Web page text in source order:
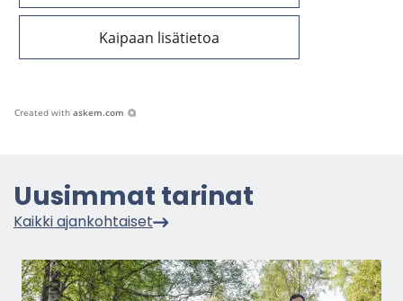
Kaipaan lisätietoa
Created with askem.com
Uusim­mat ta­ri­nat
Kaik­ki ajan­koh­tai­set